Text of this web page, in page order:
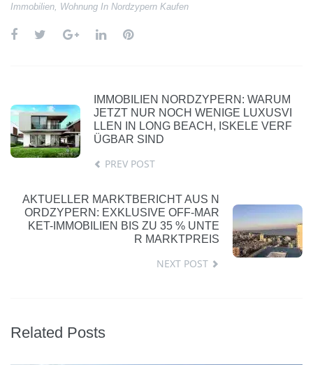
Immobilien Wohnung In Nordzypern Kaufen
IMMOBILIEN NORDZYPERN: WARUM
JETZT NUR NOCH WENIGE LUXUSVI
LLEN IN LONG BEACH, ISKELE VERF
ÜGBAR SIND
PREV POST
AKTUELLER MARKTBERICHT AUS N
ORDZYPERN: EXKLUSIVE OFF-MAR
KET-IMMOBILIEN BIS ZU 35 % UNTE
R MARKTPREIS
NEXT POST
Related Posts